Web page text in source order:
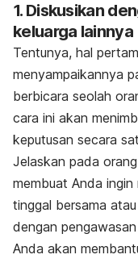
1. Diskusikan
keluarga lainnya
Tentunya, hal
menyampaikannya
berbicara seolah
cara ini akan
keputusan secara
Jelaskan pada
membuat Anda
tinggal bersama
dengan
Anda akan